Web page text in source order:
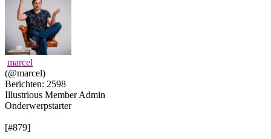
marcel
(@marcel)
Berichten: 2598
Illustrious Member Admin
Onderwerpstarter
[#879]